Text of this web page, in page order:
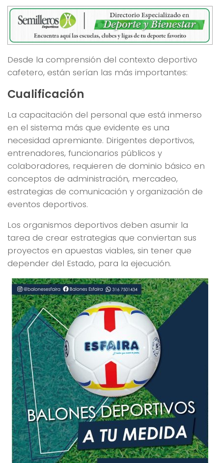
Desde la comprensión del contexto deportivo
cafetero, están serían las más importantes:
Cualificación
La capacitación del personal que está inmerso
en el sistema más que evidente es una
necesidad apremiante. Dirigentes deportivos,
entrenadores, funcionarios públicos y
colaboradores, requieren de dominio básico en
conceptos de administración, mercadeo,
estrategias de comunicación y organización de
eventos deportivos.
Los organismos deportivos deben asumir la
tarea de crear estrategias que conviertan sus
proyectos en apuestas viables, sin tener que
depender del Estado, para la ejecución.